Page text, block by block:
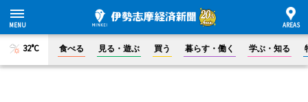
32°C 食べる 見る・遊ぶ 買う 暮らす・働く 学ぶ・知る